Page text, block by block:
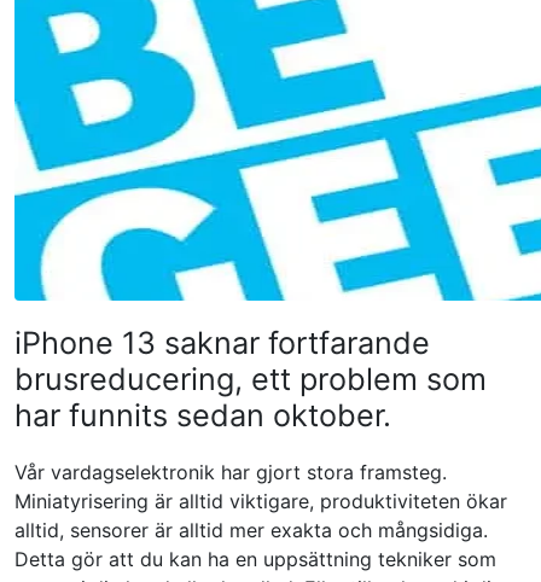
iPhone 13 saknar fortfarande
brusreducering, ett problem som
har funnits sedan oktober.
Vår vardagselektronik har gjort stora framsteg.
Miniatyrisering är alltid viktigare, produktiviteten ökar
alltid, sensorer är alltid mer exakta och mångsidiga.
Detta gör att du kan ha en uppsättning tekniker som